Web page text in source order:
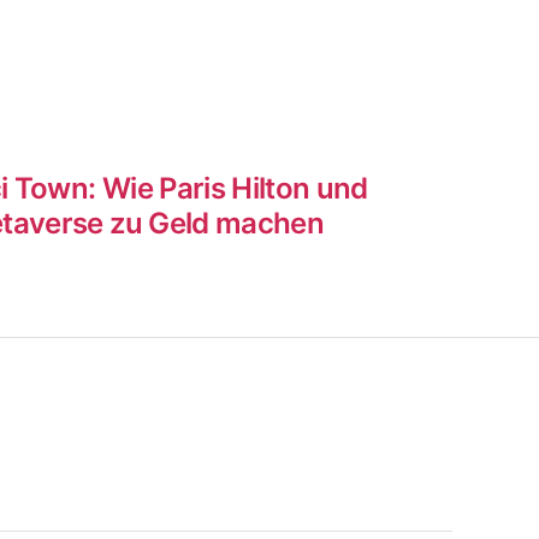
Wie Paris Hilton und
zu Geld machen